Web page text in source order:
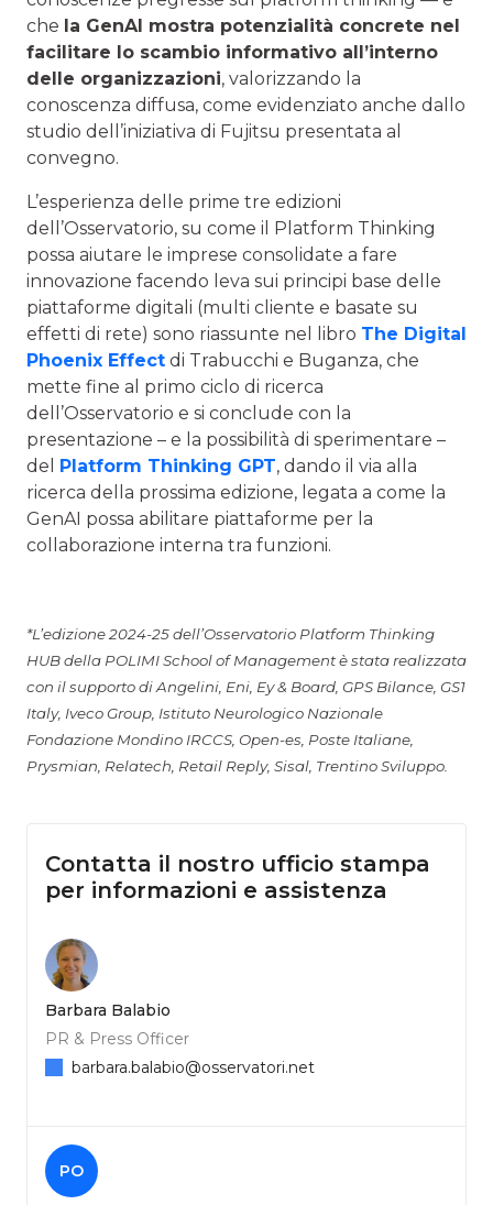
che la GenAI mostra potenzialità concrete nel
facilitare lo scambio informativo all’interno
delle organizzazioni, valorizzando la
conoscenza diffusa, come evidenziato anche dallo
studio dell’iniziativa di Fujitsu presentata al
convegno.
L’esperienza delle prime tre edizioni
dell’Osservatorio, su come il Platform Thinking
possa aiutare le imprese consolidate a fare
innovazione facendo leva sui principi base delle
piattaforme digitali (multi cliente e basate su
effetti di rete) sono riassunte nel libro The Digital
Phoenix Effect di Trabucchi e Buganza, che
mette fine al primo ciclo di ricerca
dell’Osservatorio e si conclude con la
presentazione – e la possibilità di sperimentare –
del Platform Thinking GPT, dando il via alla
ricerca della prossima edizione, legata a come la
GenAI possa abilitare piattaforme per la
collaborazione interna tra funzioni.
*L’edizione 2024-25 dell’Osservatorio Platform Thinking
HUB della POLIMI School of Management è stata realizzata
con il supporto di Angelini, Eni, Ey & Board, GPS Bilance, GS1
Italy, Iveco Group, Istituto Neurologico Nazionale
Fondazione Mondino IRCCS, Open-es, Poste Italiane,
Prysmian, Relatech, Retail Reply, Sisal, Trentino Sviluppo.
Contatta il nostro ufficio stampa
per informazioni e assistenza
Barbara Balabio
PR & Press Officer
barbara.balabio@osservatori.net
PO